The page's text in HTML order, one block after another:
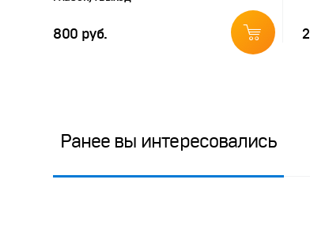
800 руб.
Ранее вы интересовались